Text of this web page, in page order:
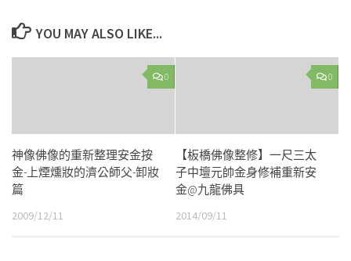
YOU MAY ALSO LIKE...
0
神像佛像的重新整理安金按
金-上煙燻妝的濟公師父-卸妝
篇
2009/12/11
0
【板橋佛像整修】一尺三太
子中壇元帥金身修補重新安
金@九龍佛具
2014/09/11